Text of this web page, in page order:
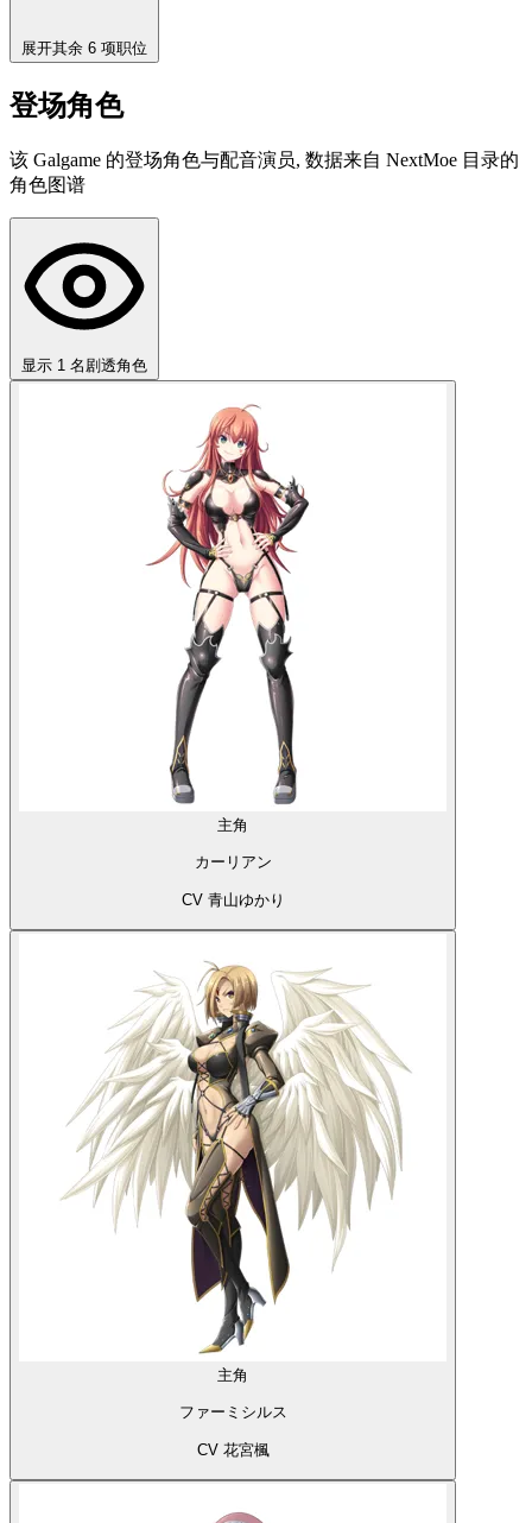
展开其余 6 项职位
登场角色
该 Galgame 的登场角色与配音演员, 数据来自 NextMoe 目录的
角色图谱
显示 1 名剧透角色
主角
カーリアン
CV 青山ゆかり
主角
ファーミシルス
CV 花宮楓